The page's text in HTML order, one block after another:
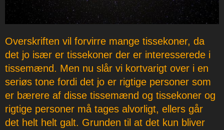
Overskriften vil forvirre mange tissekoner, da
det jo især er tissekoner der er interesserede i
tissemænd. Men nu slår vi kortvarigt over i en
seriøs tone fordi det jo er rigtige personer som
er bærere af disse tissemænd og tissekoner og
rigtige personer må tages alvorligt, ellers går
det helt helt galt. Grunden til at det kun bliver